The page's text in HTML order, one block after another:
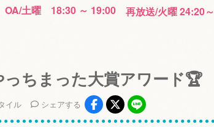
OA/土曜 18:30 ～ 19:00 再放送/火曜 24:20～
っちまった大賞アワード🏆
イル シェアする